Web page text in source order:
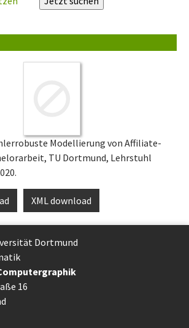
Modellierung von Affiliate-
TU Dortmund, Lehrstuhl
XML download
Dort­mund
16